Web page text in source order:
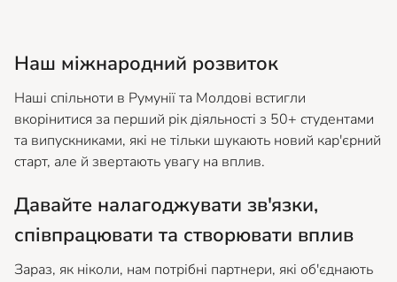
Наш міжнародний розвиток
Наші спільноти в Румунії та Молдові встигли
вкорінитися за перший рік діяльності з 50+ студентами
та випускниками, які не тільки шукають новий кар'єрний
старт, але й звертають увагу на вплив.
Давайте налагоджувати зв'язки,
співпрацювати та створювати вплив
Зараз, як ніколи, нам потрібні партнери, які об'єднають